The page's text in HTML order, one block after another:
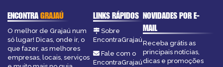
ENCONTRAGRAJAÚ
O melhor de Grajaú num
só lugar! Dicas, onde ir, o
que fazer, as melhores
empresas, locais, serviços
LINKS RÁPIDOS
Sobre
EncontraGrajaú
Fale com o
EncontraGrajaú
NOVIDADES POR E-
MAIL
Receba grátis as
principais notícias,
dicas e promoções